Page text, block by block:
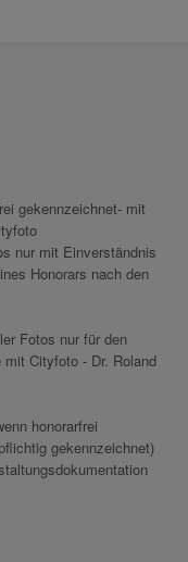
gekennzeichnet- mit
nur mit Einverständnis
Honorars nach den
Fotos nur für den
Cityfoto - Dr. Roland
honorarfrei
gekennzeichnet)